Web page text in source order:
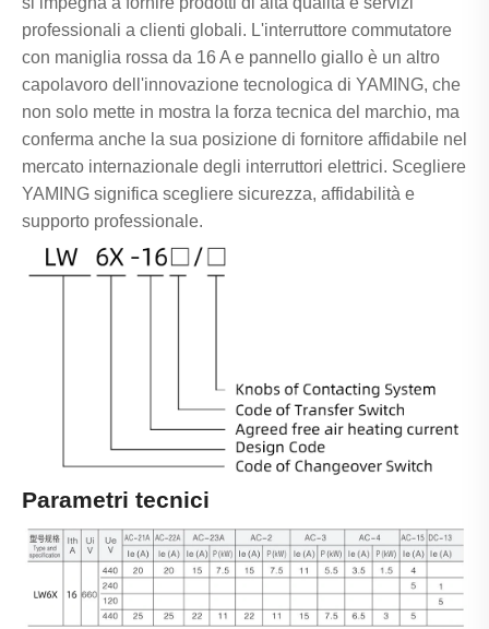
professionali a clienti globali. L'interruttore commutatore
con maniglia rossa da 16 A e pannello giallo è un altro
capolavoro dell'innovazione tecnologica di YAMING, che
non solo mette in mostra la forza tecnica del marchio, ma
conferma anche la sua posizione di fornitore affidabile nel
mercato internazionale degli interruttori elettrici. Scegliere
YAMING significa scegliere sicurezza, affidabilità e
supporto professionale.
Parametri tecnici